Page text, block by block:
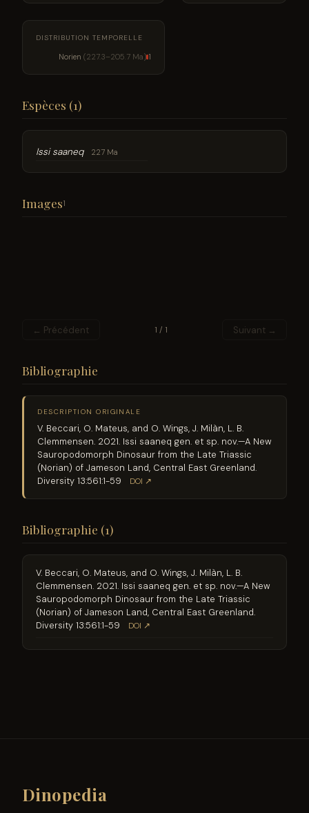
DISTRIBUTION TEMPORELLE
Norien (227.3–205.7 Ma) 1
Espèces (1)
Issi saaneq 227 Ma
Images1
← Précédent 1 / 1 Suivant →
Bibliographie
DESCRIPTION ORIGINALE
V. Beccari, O. Mateus, and O. Wings, J. Milàn, L. B.
Clemmensen. 2021. Issi saaneq gen. et sp. nov.—A New
Sauropodomorph Dinosaur from the Late Triassic
(Norian) of Jameson Land, Central East Greenland.
Diversity 13:561:1-59
DOI ↗
Bibliographie (1)
V. Beccari, O. Mateus, and O. Wings, J. Milàn, L. B.
Clemmensen. 2021. Issi saaneq gen. et sp. nov.—A New
Sauropodomorph Dinosaur from the Late Triassic
(Norian) of Jameson Land, Central East Greenland.
Diversity 13:561:1-59
DOI ↗
Dinopedia